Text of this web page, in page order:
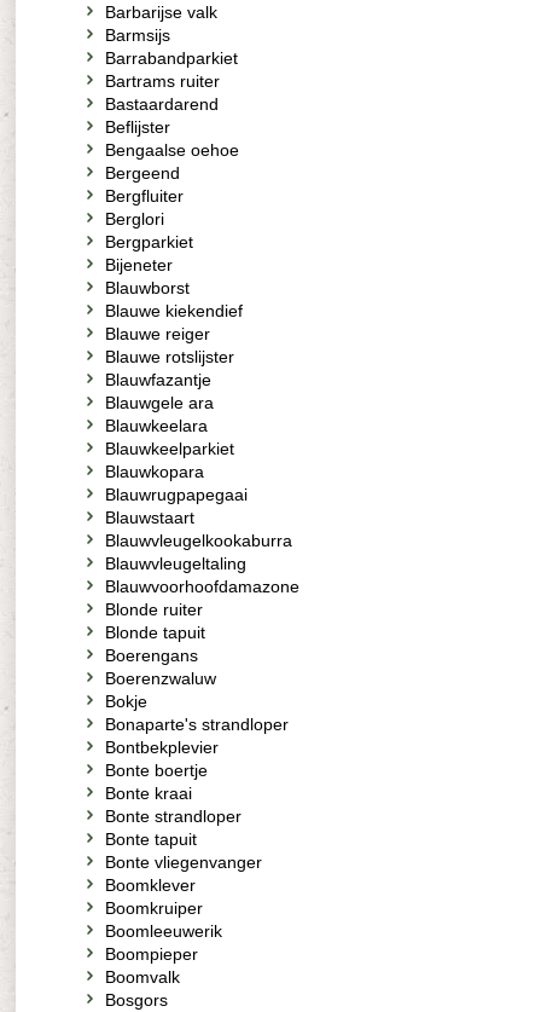
Barbarijse valk
Barmsijs
Barrabandparkiet
Bartrams ruiter
Bastaardarend
Beflijster
Bengaalse oehoe
Bergeend
Bergfluiter
Berglori
Bergparkiet
Bijeneter
Blauwborst
Blauwe kiekendief
Blauwe reiger
Blauwe rotslijster
Blauwfazantje
Blauwgele ara
Blauwkeelara
Blauwkeelparkiet
Blauwkopara
Blauwrugpapegaai
Blauwstaart
Blauwvleugelkookaburra
Blauwvleugeltaling
Blauwvoorhoofdamazone
Blonde ruiter
Blonde tapuit
Boerengans
Boerenzwaluw
Bokje
Bonaparte's strandloper
Bontbekplevier
Bonte boertje
Bonte kraai
Bonte strandloper
Bonte tapuit
Bonte vliegenvanger
Boomklever
Boomkruiper
Boomleeuwerik
Boompieper
Boomvalk
Bosgors